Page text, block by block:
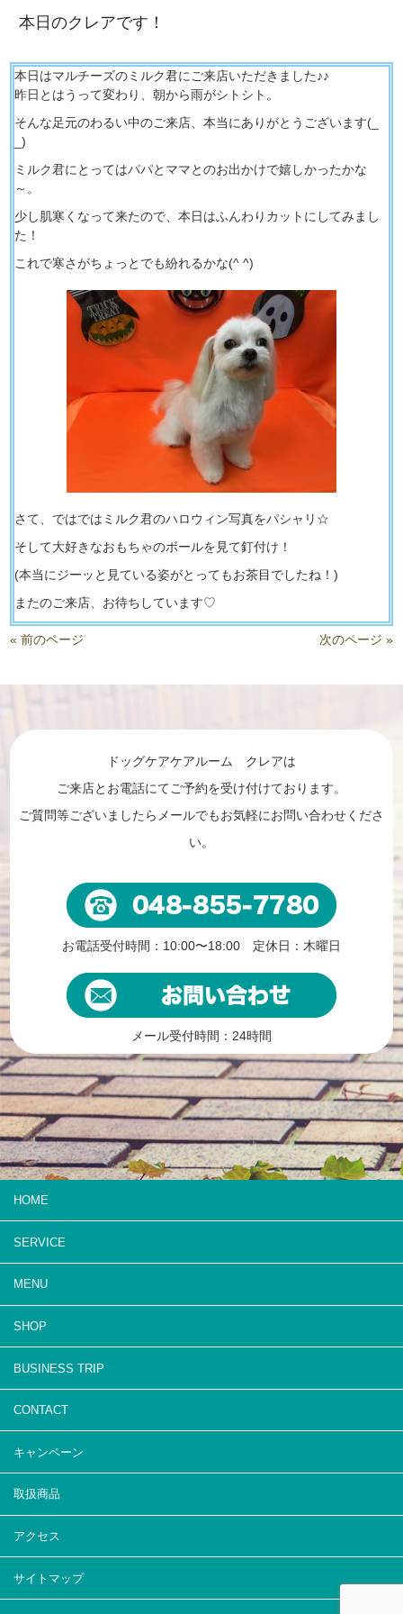
本日のクレアです！
本日はマルチーズのミルク君にご来店いただきました♪♪
昨日とはうって変わり、朝から雨がシトシト。
そんな足元のわるい中のご来店、本当にありがとうございます(_
_)
ミルク君にとってはパパとママとのお出かけで嬉しかったかな
～。
少し肌寒くなって来たので、本日はふんわりカットにしてみまし
た！
これで寒さがちょっとでも紛れるかな(^ ^)
さて、ではではミルク君のハロウィン写真をパシャリ☆
そして大好きなおもちゃのボールを見て釘付け！
(本当にジーッと見ている姿がとってもお茶目でしたね！)
またのご来店、お待ちしています♡
« 前のページ 次のページ »
ドッグケアケアルーム クレアは
ご来店とお電話にてご予約を受け付けております。
ご質問等ございましたらメールでもお気軽にお問い合わせくださ
い。
お電話受付時間：10:00〜18:00 定休日：木曜日
メール受付時間：24時間
HOME
SERVICE
MENU
SHOP
BUSINESS TRIP
CONTACT
キャンペーン
取扱商品
アクセス
サイトマップ